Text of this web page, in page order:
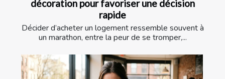
décoration pour favoriser une décision
rapide
Décider d’acheter un logement ressemble souvent à
un marathon, entre la peur de se tromper,...